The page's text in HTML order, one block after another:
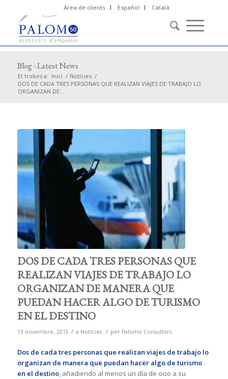
Àrea de clients Español Català
Blog - Latest News
Et trobes a: Inici / Notícies /
DOS DE CADA TRES PERSONAS QUE REALIZAN VIAJES DE TRABAJO LO
ORGANIZAN DE...
DOS DE CADA TRES PERSONAS QUE
REALIZAN VIAJES DE TRABAJO LO
ORGANIZAN DE MANERA QUE
PUEDAN HACER ALGO DE TURISMO
EN EL DESTINO
13 novembre, 2015 / a Notícies / per Palomo Consultors
Dos de cada tres personas que realizan viajes de trabajo lo
organizan de manera que puedan hacer algo de turismo
en el destino, añadiendo al menos un día de ocio a su